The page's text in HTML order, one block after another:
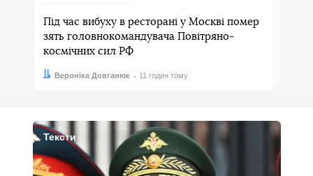
Під час вибуху в ресторані у Москві помер
зять головнокомандувача Повітряно-
космічних сил РФ
Автор:Вероніка Довганюк
Дата: 11 годин тому
Тексти